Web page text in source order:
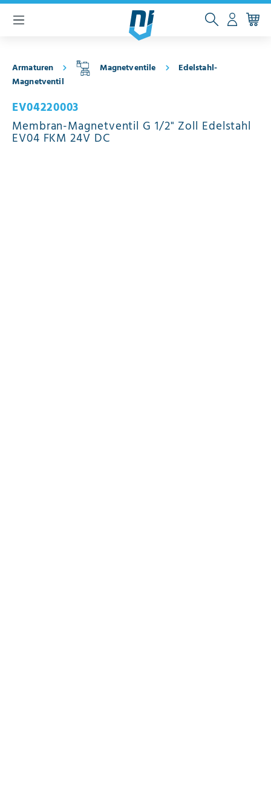
springen
Armaturen Magnetventile
Edelstahl-
Magnetventil
EV04220003
Membran-Magnetventil G 1/2" Zoll Edelstahl
EV04 FKM 24V DC